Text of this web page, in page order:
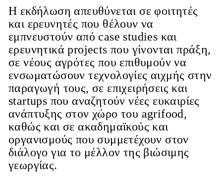
Η εκδήλωση απευθύνεται σε φοιτητές
και ερευνητές που θέλουν να
εμπνευστούν από case studies και
ερευνητικά projects που γίνονται πράξη,
σε νέους αγρότες που επιθυμούν να
ενσωματώσουν τεχνολογίες αιχμής στην
παραγωγή τους, σε επιχειρήσεις και
startups που αναζητούν νέες ευκαιρίες
ανάπτυξης στον χώρο του agrifood,
καθώς και σε ακαδημαϊκούς και
οργανισμούς που συμμετέχουν στον
διάλογο για το μέλλον της βιώσιμης
γεωργίας.